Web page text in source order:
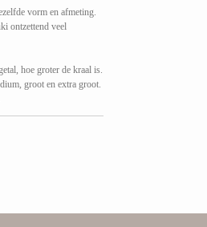
vorm en afmeting.
ontzettend veel
hoe groter de kraal is.
groot en extra groot.